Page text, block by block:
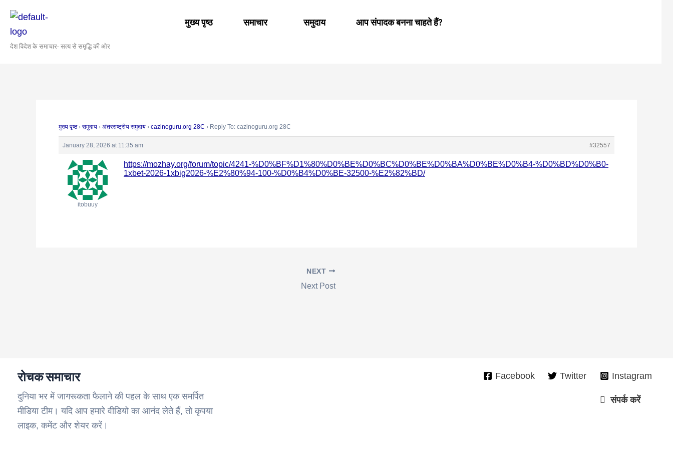
content
देश विदेश के समाचार- सत्य से समृद्धि की ओर
मुख्य पृष्ठ समाचार समुदाय आप संपादक बनना चाहते हैं?
मुख्य पृष्ठ › समुदाय › अंतरराष्ट्रीय समुदाय › cazinoguru.org 28C › Reply To: cazinoguru.org 28C
January 28, 2026 at 11:35 am #32557
itobuuy
https://mozhay.org/forum/topic/4241-%D0%BF%D1%80%D0%BE%D0%BC%D0%BE%D0%BA%D0%BE%D0%B4-%D0%BD%D0%B0-
1xbet-2026-1xbig2026-%E2%80%94-100-%D0%B4%D0%BE-32500-%E2%82%BD/
navigation
NEXT
Next Post
रोचक समाचार
दुनिया भर में जागरूकता फैलाने की पहल के साथ एक समर्पित
मीडिया टीम। यदि आप हमारे वीडियो का आनंद लेते हैं, तो कृपया
लाइक, कमेंट और शेयर करें।
Facebook Twitter Instagram
संपर्क करें